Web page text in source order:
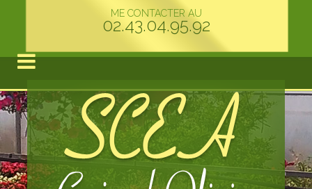
ME CONTACTER AU
02.43.04.95.92